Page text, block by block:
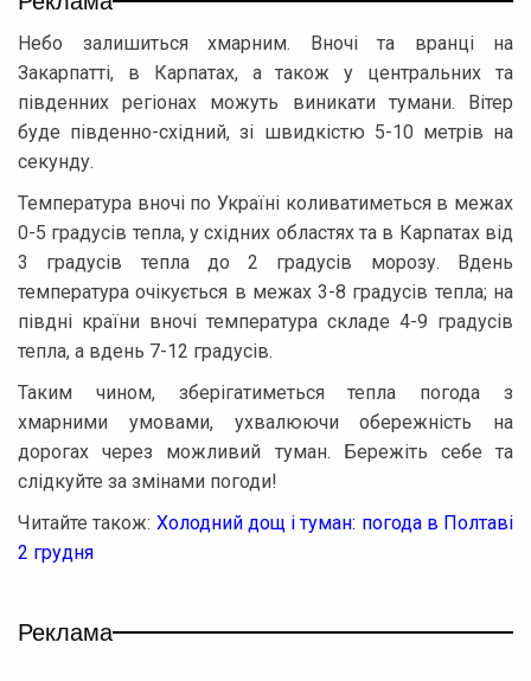
Небо залишиться хмарним. Вночі та вранці на
Закарпатті, в Карпатах, а також у центральних та
південних регіонах можуть виникати тумани. Вітер
буде південно-східний, зі швидкістю 5-10 метрів на
секунду.
Температура вночі по Україні коливатиметься в межах
0-5 градусів тепла, у східних областях та в Карпатах від
3 градусів тепла до 2 градусів морозу. Вдень
температура очікується в межах 3-8 градусів тепла; на
півдні країни вночі температура складе 4-9 градусів
тепла, а вдень 7-12 градусів.
Таким чином, зберігатиметься тепла погода з
хмарними умовами, ухвалюючи обережність на
дорогах через можливий туман. Бережіть себе та
слідкуйте за змінами погоди!
Читайте також: Холодний дощ і туман: погода в Полтаві
2 грудня
Реклама